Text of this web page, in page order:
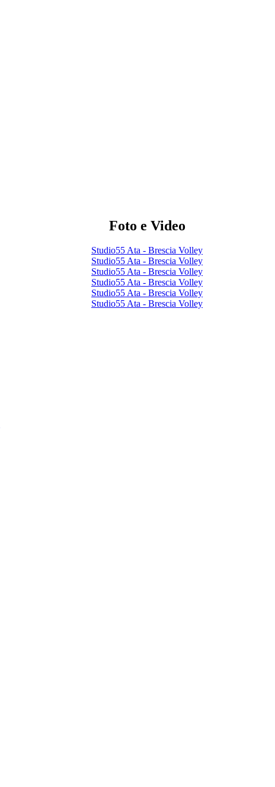
Foto e Video
Studio55 Ata - Brescia Volley
Studio55 Ata - Brescia Volley
Studio55 Ata - Brescia Volley
Studio55 Ata - Brescia Volley
Studio55 Ata - Brescia Volley
Studio55 Ata - Brescia Volley